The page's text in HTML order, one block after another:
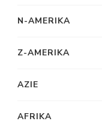
N-AMERIKA
Z-AMERIKA
AZIE
AFRIKA